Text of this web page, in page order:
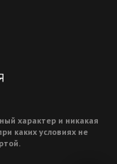
характер и никакая
каких условиях не